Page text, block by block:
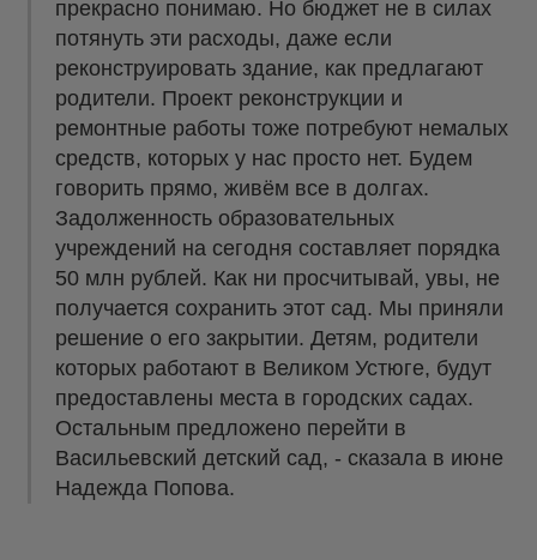
прекрасно понимаю. Но бюджет не в силах
потянуть эти расходы, даже если
реконструировать здание, как предлагают
родители. Проект реконструкции и
ремонтные работы тоже потребуют немалых
средств, которых у нас просто нет. Будем
говорить прямо, живём все в долгах.
Задолженность образовательных
учреждений на сегодня составляет порядка
50 млн рублей. Как ни просчитывай, увы, не
получается сохранить этот сад. Мы приняли
решение о его закрытии. Детям, родители
которых работают в Великом Устюге, будут
предоставлены места в городских садах.
Остальным предложено перейти в
Васильевский детский сад, - сказала в июне
Надежда Попова.